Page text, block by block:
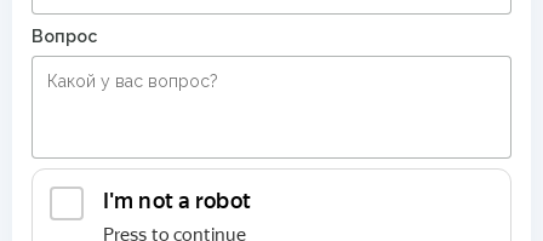
Вопрос